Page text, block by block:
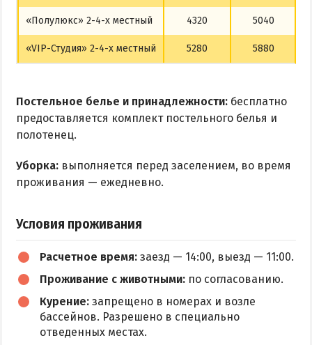
«Полулюкс» 2-4-х местный 4320 5040
«VIP-Студия» 2-4-х местный 5280 5880
Постельное белье и принадлежности: бесплатно
предоставляется комплект постельного белья и
полотенец.
Уборка: выполняется перед заселением, во время
проживания — ежедневно.
Условия проживания
Расчетное время: заезд — 14:00, выезд — 11:00.
Проживание с животными: по согласованию.
Курение: запрещено в номерах и возле
бассейнов. Разрешено в специально
отведенных местах.